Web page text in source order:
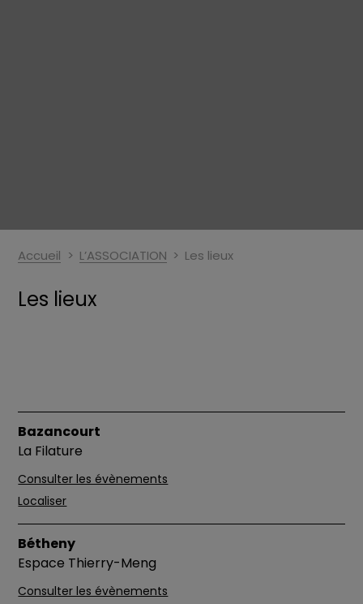
Accueil L’ASSOCIATION Les lieux
Les lieux
Bazancourt
La Filature
Consulter les évènements
Localiser
Bétheny
Espace Thierry-Meng
Consulter les évènements